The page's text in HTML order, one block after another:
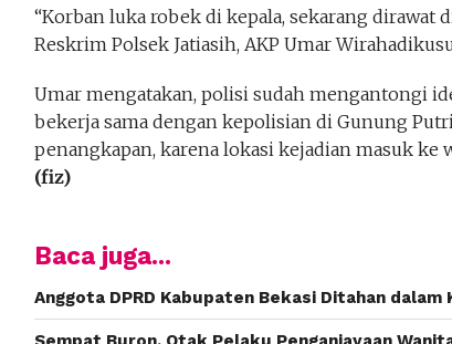
“Korban luka robek di kepala, sekarang dirawat
Reskrim Polsek Jatiasih, AKP Umar
Umar mengatakan, polisi sudah mengantongi
bekerja sama dengan kepolisian di Gunung
penangkapan, karena lokasi kejadian masuk ke
(fiz)
Baca juga...
Anggota DPRD Kabupaten Bekasi Ditahan dalam